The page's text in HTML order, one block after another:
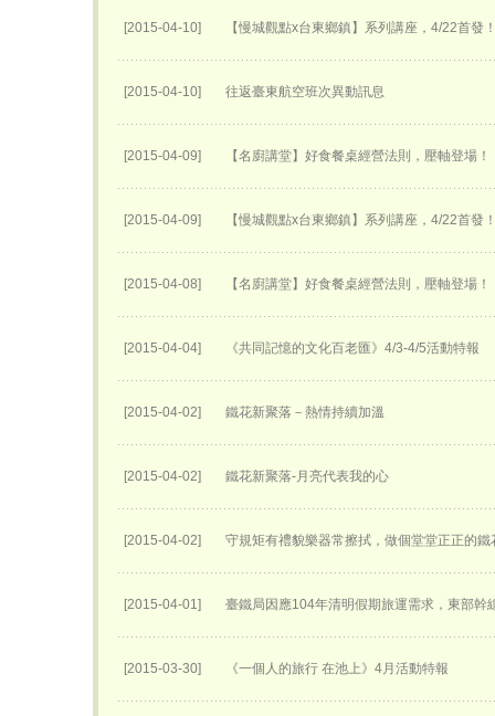
[2015-04-10] 【慢城觀點x台東鄉鎮】系列講座，4/22首發
[2015-04-10] 往返臺東航空班次異動訊息
[2015-04-09] 【名廚講堂】好食餐桌經營法則，壓軸登場！
[2015-04-09] 【慢城觀點x台東鄉鎮】系列講座，4/22首發
[2015-04-08] 【名廚講堂】好食餐桌經營法則，壓軸登場！
[2015-04-04] 《共同記憶的文化百老匯》4/3-4/5活動特報
[2015-04-02] 鐵花新聚落－熱情持續加溫
[2015-04-02] 鐵花新聚落-月亮代表我的心
[2015-04-02] 守規矩有禮貌樂器常擦拭，做個堂堂正正的鐵
[2015-04-01] 臺鐵局因應104年清明假期旅運需求，東部幹
[2015-03-30] 《一個人的旅行 在池上》4月活動特報